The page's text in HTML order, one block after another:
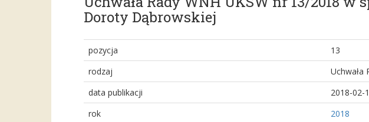
Doroty Dąbrowskiej
pozycja
13
rodzaj
Uchwała
data publikacji
2018-02-
rok
2018